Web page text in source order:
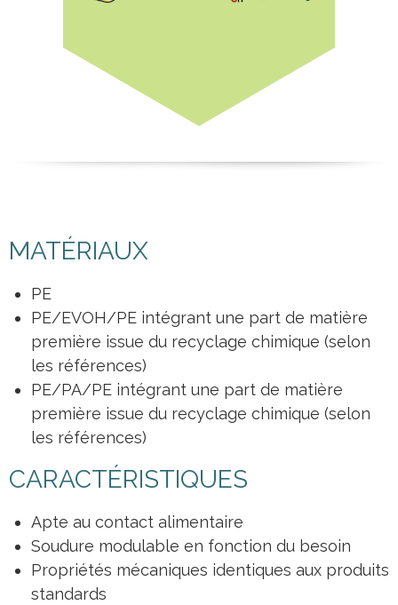
MATÉRIAUX
PE
PE/EVOH/PE intégrant une part de matière
première issue du recyclage chimique (selon
les références)
PE/PA/PE intégrant une part de matière
première issue du recyclage chimique (selon
les références)
CARACTÉRISTIQUES
Apte au contact alimentaire
Soudure modulable en fonction du besoin
Propriétés mécaniques identiques aux produits
standards